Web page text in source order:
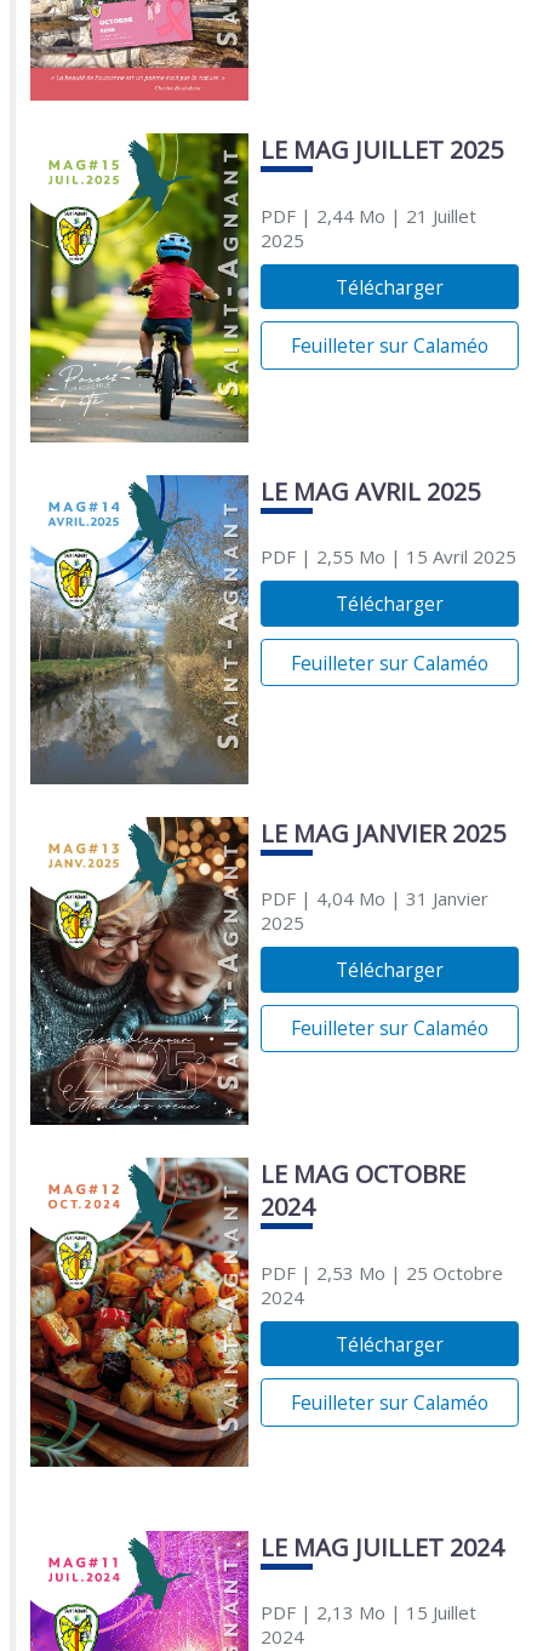
LE MAG JUILLET 2025
PDF| 2,44 Mo | 21 Juillet
2025
Télécharger
Feuilleter sur Calaméo
LE MAG AVRIL 2025
PDF| 2,55 Mo | 15 Avril 2025
Télécharger
Feuilleter sur Calaméo
LE MAG JANVIER 2025
PDF| 4,04 Mo | 31 Janvier
2025
Télécharger
Feuilleter sur Calaméo
LE MAG OCTOBRE
2024
PDF| 2,53 Mo | 25 Octobre
2024
Télécharger
Feuilleter sur Calaméo
LE MAG JUILLET 2024
PDF| 2,13 Mo | 15 Juillet
2024